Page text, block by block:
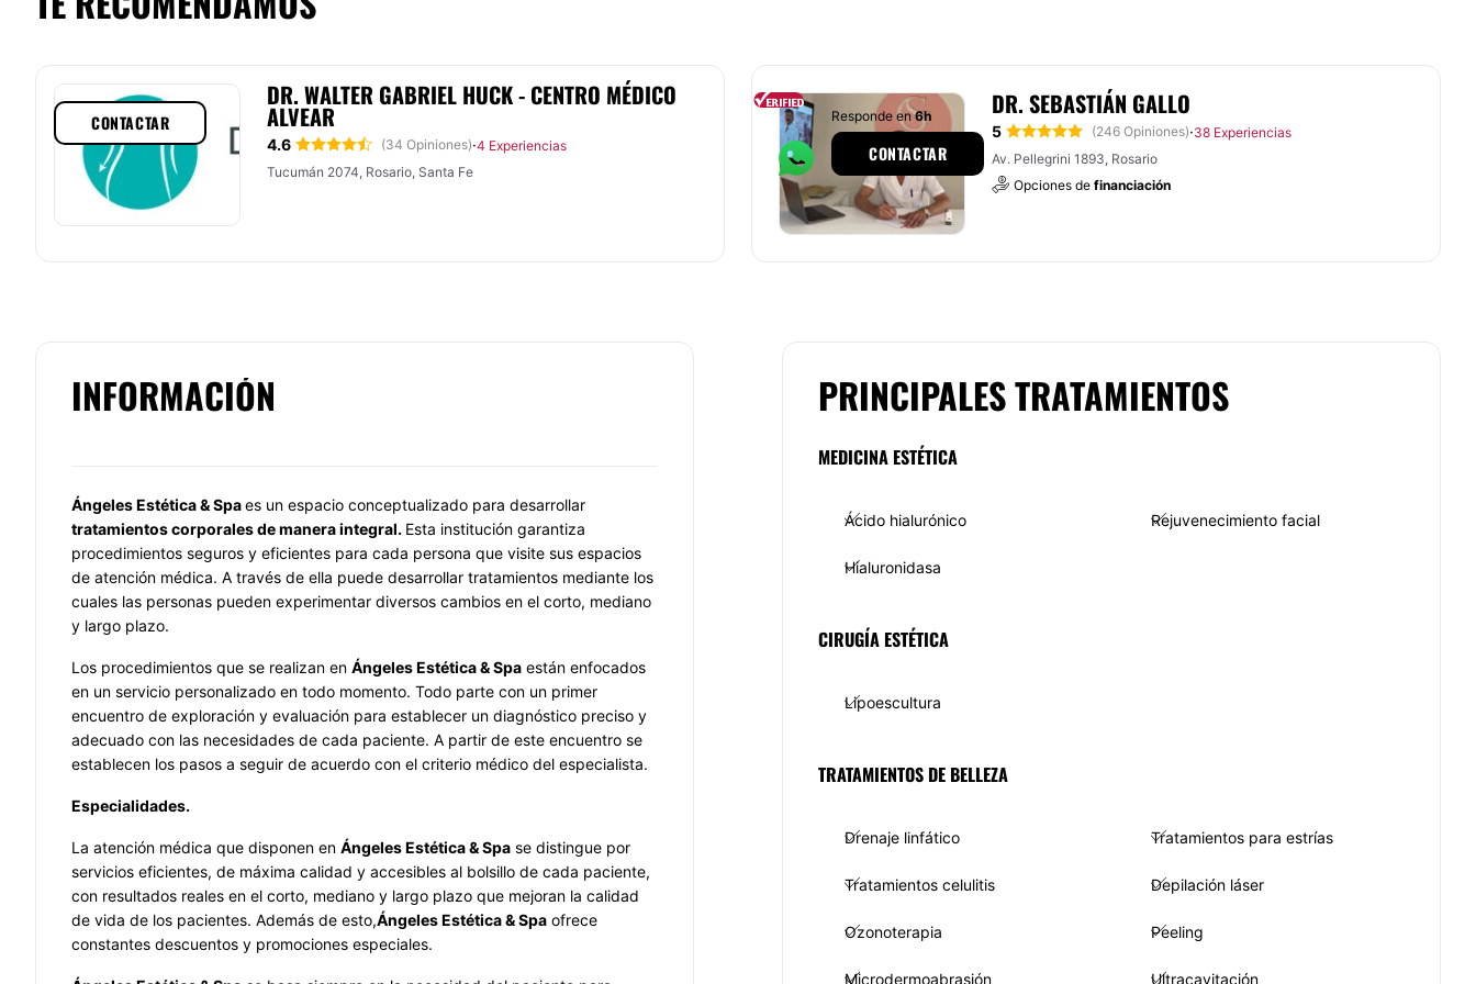
DR. WALTER GABRIEL HUCK - CENTRO MÉDICO
ALVEAR
4.6 (34 Opiniones)·4 Experiencias
Tucumán 2074, Rosario, Santa Fe
CONTACTAR
DR. SEBASTIÁN GALLO
5 (246 Opiniones)·38 Experiencias
Av. Pellegrini 1893, Rosario
Opciones de financiación
Responde en6h
CONTACTAR
INFORMACIÓN
Ángeles Estética & Spaes un espacio conceptualizado para desarrollar
tratamientos corporales de manera integral. Esta institución garantiza
procedimientos seguros y eficientes para cada persona que visite sus espacios
de atención médica. A través de ella puede desarrollar tratamientos mediante los
cuales las personas pueden experimentar diversos cambios en el corto, mediano
y largo plazo.
Los procedimientos que se realizan en Ángeles Estética & Spa están enfocados
en un servicio personalizado en todo momento. Todo parte con un primer
encuentro de exploración y evaluación para establecer un diagnóstico preciso y
adecuado con las necesidades de cada paciente. A partir de este encuentro se
establecen los pasos a seguir de acuerdo con el criterio médico del especialista.
Especialidades.
La atención médica que disponen en Ángeles Estética & Spa se distingue por
servicios eficientes, de máxima calidad y accesibles al bolsillo de cada paciente,
con resultados reales en el corto, mediano y largo plazo que mejoran la calidad
de vida de los pacientes. Además de esto,Ángeles Estética & Spa ofrece
constantes descuentos y promociones especiales.
PRINCIPALES TRATAMIENTOS
MEDICINA ESTÉTICA
Ácido hialurónico Rejuvenecimiento facial
Hialuronidasa
CIRUGÍA ESTÉTICA
Lipoescultura
TRATAMIENTOS DE BELLEZA
Drenaje linfático Tratamientos para estrías
Tratamientos celulitis Depilación láser
Ozonoterapia Peeling
Microdermoabrasión Ultracavitación